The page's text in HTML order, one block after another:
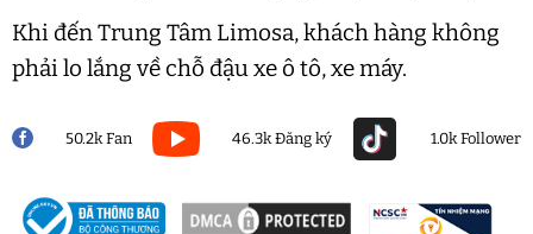
Khi đến Trung Tâm Limosa, khách hàng không
phải lo lắng về chỗ đậu xe ô tô, xe máy.
50.2k Fan 46.3k Đăng ký 1.0k Follower